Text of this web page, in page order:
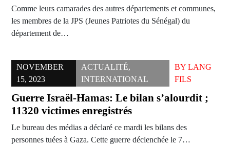
Comme leurs camarades des autres départements et communes,
les membres de la JPS (Jeunes Patriotes du Sénégal) du
département de…
NOVEMBER
15, 2023
ACTUALITÉ,
INTERNATIONAL
BY LANG
FILS
Guerre Israël-Hamas: Le bilan s’alourdit ;
11320 victimes enregistrés
Le bureau des médias a déclaré ce mardi les bilans des
personnes tuées à Gaza. Cette guerre déclenchée le 7…